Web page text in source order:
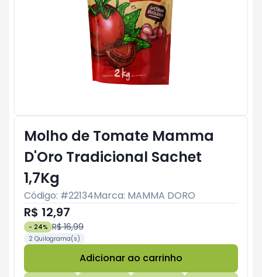
Molho de Tomate Mamma
D'Oro Tradicional Sachet
1,7Kg
Código: #22134Marca: MAMMA DORO
R$ 12,97
- 24% R$ 16,99
2 Quilograma(s)
Adicionar ao carrinho